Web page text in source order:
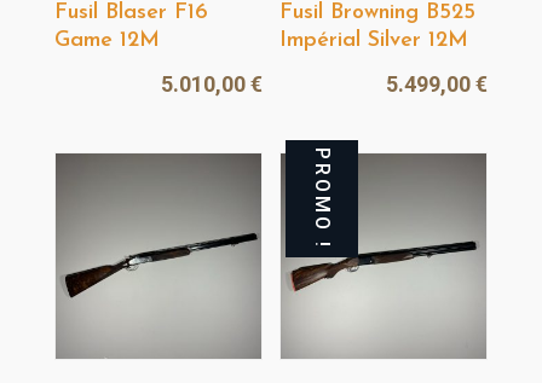
Fusil Blaser F16
Game 12M
5.010,00€
Fusil Browning B525
Impérial Silver 12M
5.499,00€
PROMO !